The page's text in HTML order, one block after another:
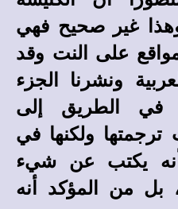
وهذا غير صحيح فهي
على النت وقد
ونشرنا الجزء
في الطريق إلى
ترجمتها ولكنها في
أنه يكتب عن شيء
بل من المؤكد أنه